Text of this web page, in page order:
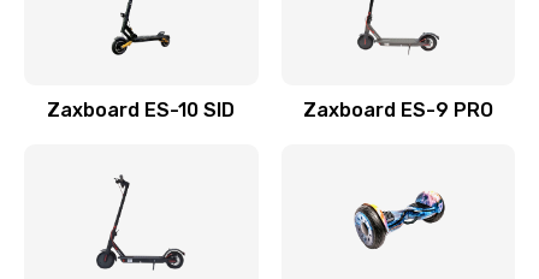
Zaxboard ES-10 SID Zaxboard ES-9 PRO